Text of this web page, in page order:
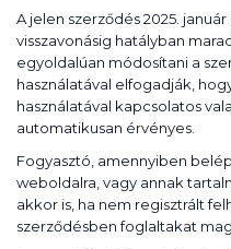
A jelen szerződés 2025.
visszavonásig hatályban
egyoldalúan módosítani a
használatával elfogadják,
használatával kapcsolatos
automatikusan érvényes.
Fogyasztó, amennyiben
weboldalra, vagy annak
akkor is, ha nem regisztrált
szerződésben foglaltakat